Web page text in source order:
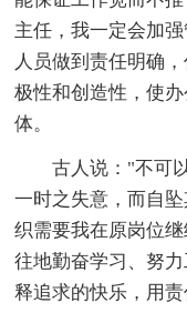
主任，我一定会加
人员做到责任明确
极性和创造性，使
体。
古人说："不可
一时之失意，而自
织需要我在原岗位
往地勤奋学习、努
释追求的快乐，用责